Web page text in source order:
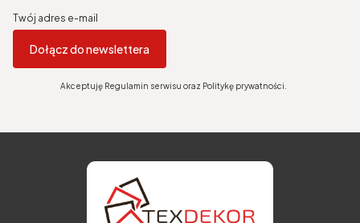
Twój adres e-mail
Dołącz do newslettera
Akceptuję Regulamin serwisu oraz Politykę prywatności.